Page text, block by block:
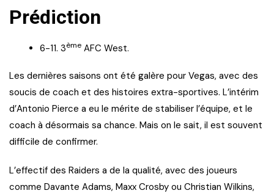
Prédiction
6-11. 3ème AFC West.
Les dernières saisons ont été galère pour Vegas, avec des
soucis de coach et des histoires extra-sportives. L’intérim
d’Antonio Pierce a eu le mérite de stabiliser l’équipe, et le
coach à désormais sa chance. Mais on le sait, il est souvent
difficile de confirmer.
L’effectif des Raiders a de la qualité, avec des joueurs
comme Davante Adams, Maxx Crosby ou Christian Wilkins,